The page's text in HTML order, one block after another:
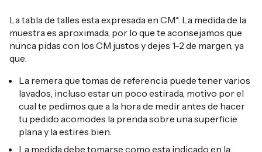
La tabla de talles esta expresada en CM*. La medida de la
muestra es aproximada, por lo que te aconsejamos que
nunca pidas con los CM justos y dejes 1-2 de margen, ya
que:
La remera que tomas de referencia puede tener varios
lavados, incluso estar un poco estirada, motivo por el
cual te pedimos que a la hora de medir antes de hacer
tu pedido acomodes la prenda sobre una superficie
plana y la estires bien.
La medida debe tomarse como esta indicado en la